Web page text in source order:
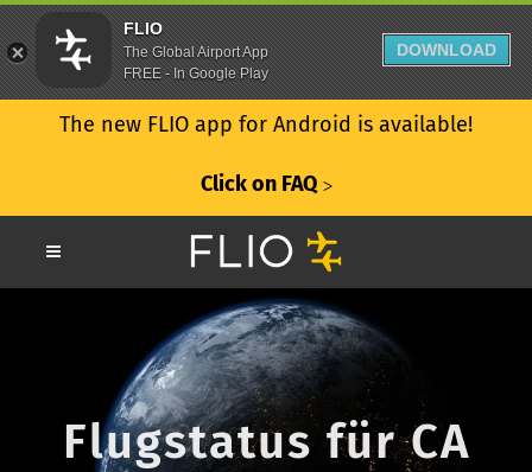
The new FLIO app for Android is available!
Click on FAQ ᐳ
Flugstatus für CA
FLIO
The Global Airport App
FREE - In Google Play
DOWNLOAD